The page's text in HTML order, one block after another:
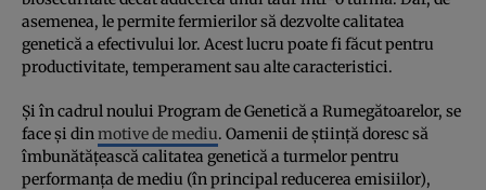
asemenea, le permite fermierilor să dezvolte calitatea
genetică a efectivului lor. Acest lucru poate fi făcut pentru
productivitate, temperament sau alte caracteristici.
Și în cadrul noului Program de Genetică a Rumegătoarelor, se
face și dinmotive de mediu. Oamenii de știință doresc să
îmbunătățească calitatea genetică a turmelor pentru
performanța de mediu (în principal reducerea emisiilor),